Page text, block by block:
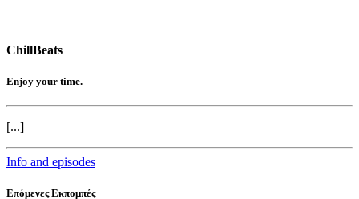
ChillBeats
Enjoy your time.
[...]
Info and episodes
Επόμενες Εκπομπές